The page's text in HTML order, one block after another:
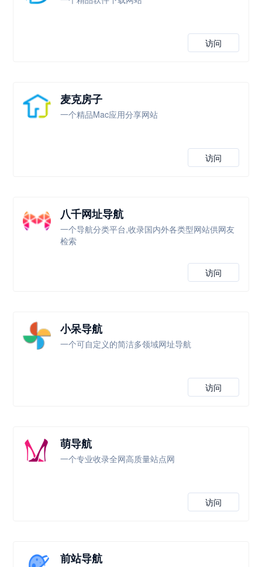
访问
麦克房子
一个精品Mac应用分享网站
访问
八千网址导航
一个导航分类平台,收录国内外各类型网站供网友
检索
访问
小呆导航
一个可自定义的简洁多领域网址导航
访问
萌导航
一个专业收录全网高质量站点网
访问
前站导航